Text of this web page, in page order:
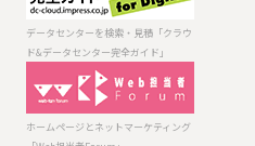
を検索・見積
「クラウド&デー
タセンター完全
発エンジニアに
「Think IT」
ホームページと
ネットマーケテ
ィング「Web担
インターネット
メディアの総合
研究所 調査報
データセンターを検索・見積「クラウ
ド&データセンター完全ガイド」
ホームページとネットマーケティング